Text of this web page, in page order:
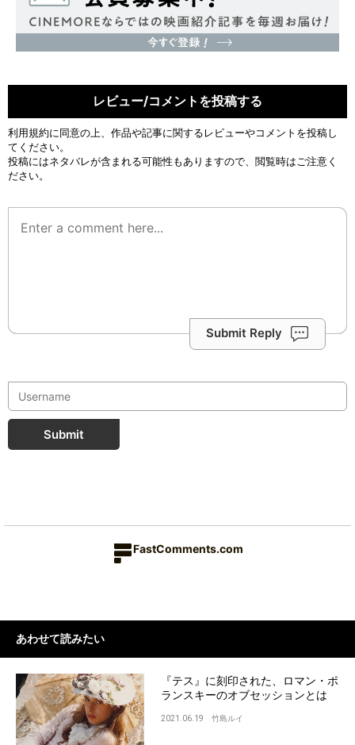
レビュー/コメントを投稿する
利用規約に同意の上、作品や記事に関するレビューやコメントを投稿し
てください。
投稿にはネタバレが含まれる可能性もありますので、閲覧時はご注意く
ださい。
Submit Reply
Submit
FastComments.com
あわせて読みたい
『テス』に刻印された、ロマン・ポ
ランスキーのオブセッションとは
2021.06.19 竹島ルイ